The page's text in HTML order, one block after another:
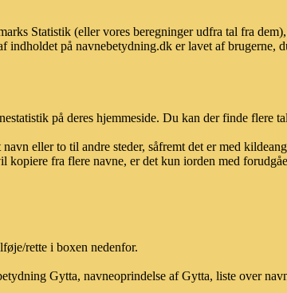
Statistik (eller vores beregninger udfra tal fra
på navnebetydning.dk er lavet af brugerne,
på deres hjemmeside. Du kan der finde flere
eller to til andre steder, såfremt det er med
fra flere navne, er det kun iorden med
rette i boxen nedenfor.
Gytta, navneoprindelse af Gytta, liste over